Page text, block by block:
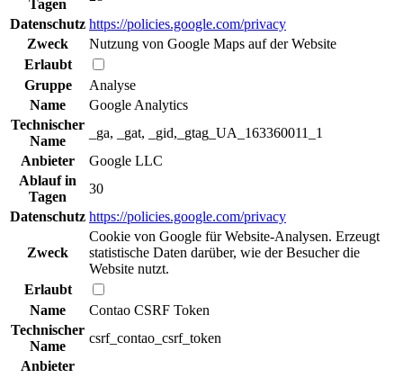
Tagen
Datenschutz https://policies.google.com/privacy
Zweck
Nutzung von Google Maps auf der Website
Erlaubt
Gruppe
Analyse
Name
Google Analytics
Technischer
Name
_ga, _gat, _gid,_gtag_UA_163360011_1
Anbieter
Google LLC
Ablauf in
Tagen
30
Datenschutz https://policies.google.com/privacy
Zweck
Cookie von Google für Website-Analysen. Erzeugt
statistische Daten darüber, wie der Besucher die
Website nutzt.
Erlaubt
Name
Contao CSRF Token
Technischer
Name
csrf_contao_csrf_token
Anbieter